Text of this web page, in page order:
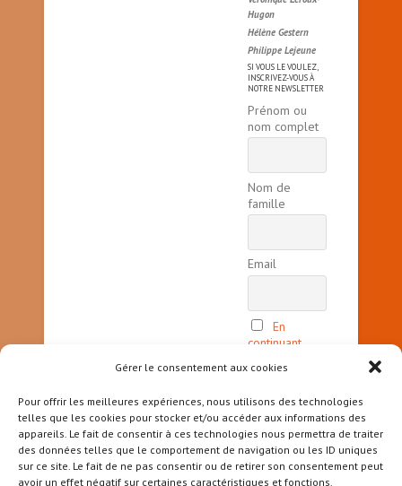
Gérer le consentement aux cookies
Pour offrir les meilleures expériences, nous utilisons des technologies
telles que les cookies pour stocker et/ou accéder aux informations des
appareils. Le fait de consentir à ces technologies nous permettra de traiter
des données telles que le comportement de navigation ou les ID uniques
sur ce site. Le fait de ne pas consentir ou de retirer son consentement peut
avoir un effet négatif sur certaines caractéristiques et fonctions.
Hugon
Hélène Gestern
Philippe Lejeune
SI VOUS LE VOULEZ,
INSCRIVEZ-VOUS À
NOTRE NEWSLETTER
Prénom ou
nom complet
Nom de
famille
Email
En
continuant,
la politique
confidentialité